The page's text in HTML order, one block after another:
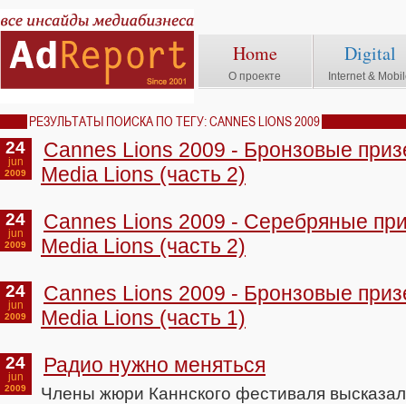
Home
О проекте
Digital
Internet &
РЕЗУЛЬТАТЫ ПОИСКА ПО ТЕГУ: CANNES LIONS 2009
24
jun
2009
Cannes Lions 2009 - Бронзовые
Media Lions (часть 2)
24
jun
2009
Cannes Lions 2009 - Серебряные
Media Lions (часть 2)
24
jun
2009
Cannes Lions 2009 - Бронзовые
Media Lions (часть 1)
24
jun
2009
Радио нужно меняться
Члены жюри Каннского фестиваля